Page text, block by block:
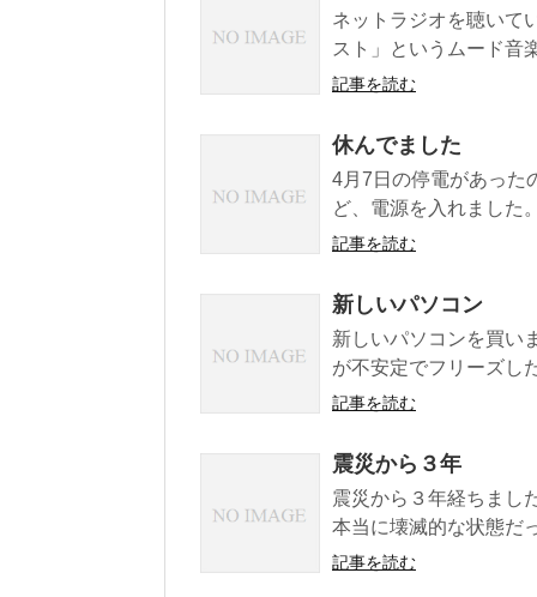
ネットラジオを聴いて
スト」というムード音
記事を読む
休んでました
4月7日の停電があった
ど、電源を入れました
記事を読む
新しいパソコン
新しいパソコンを買い
が不安定でフリーズし
記事を読む
震災から３年
震災から３年経ちまし
本当に壊滅的な状態だ
記事を読む